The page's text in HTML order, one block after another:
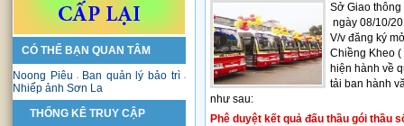
CÓ THỂ BẠN QUAN TÂM
Noong Piêu
- Ban quản lý bảo trì -
Nhiếp ảnh Sơn La
THỐNG KÊ TRUY CẬP
Sở Giao
ngày 08/10/
V/v đăng ký
Chiềng Kheo
hiện hành về
tải ban hành
như sau:
Phê duyệt kết quả đấu thầu gói thầu